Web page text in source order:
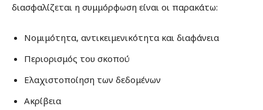
διασφαλίζεται η συμμόρφωση είναι οι παρακάτω:
Νομιμότητα, αντικειμενικότητα και διαφάνεια
Περιορισμός του σκοπού
Ελαχιστοποίηση των δεδομένων
Ακρίβεια